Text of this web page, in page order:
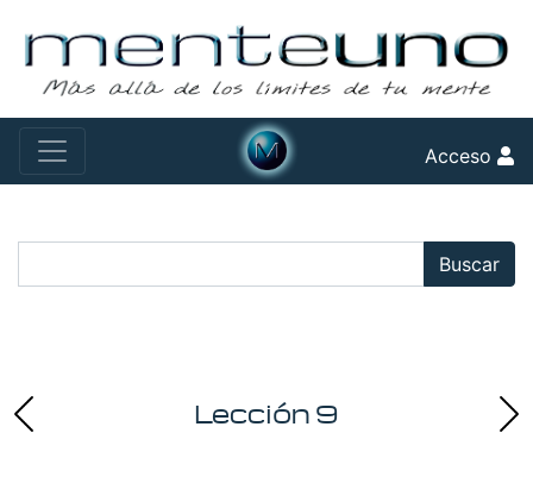
Acceso
Buscar
Lección 9